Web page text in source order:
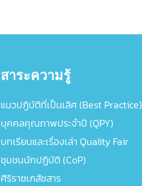
สาระความรู้
แนวปฏิบัติที่เป็นเลิศ (Best Practice)
บุคคลคุณภาพประจำปี (QPY)
บทเรียนและเรื่องเล่า Quality Fair
ชุมชนนักปฏิบัติ (CoP)
ศิริราชเภสัชสาร